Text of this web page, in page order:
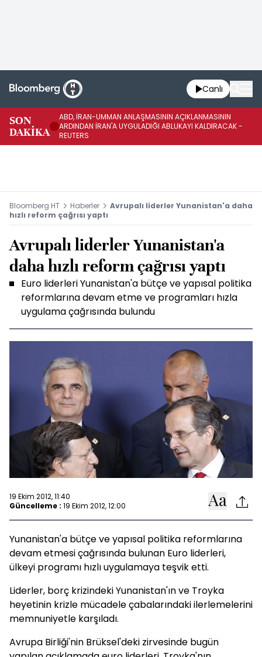
Canlı
SON
DAKİKA
ABD, İRAN-UMMAN ANLAŞMASININ AÇIKLANMASININ
ARDINDAN İRAN'A UYGULADIĞI ABLUKAYI KALDIRACAK -
REUTERS
Bloomberg HT Haberler
Avrupalı liderler Yunanistan'a daha
hızlı reform çağrısı yaptı
Avrupalı liderler Yunanistan'a
daha hızlı reform çağrısı yaptı
Euro liderleri Yunanistan'a bütçe ve yapısal politika
reformlarına devam etme ve programları hızla
uygulama çağrısında bulundu
19 Ekim 2012, 11:40
Güncelleme : 19 Ekim 2012, 12:00
Yunanistan'a bütçe ve yapısal politika reformlarına
devam etmesi çağrısında bulunan Euro liderleri,
ülkeyi programı hızlı uygulamaya teşvik etti.
Liderler, borç krizindeki Yunanistan'ın ve Troyka
heyetinin krizle mücadele çabalarındaki ilerlemelerini
memnuniyetle karşıladı.
Avrupa Birliği'nin Brüksel'deki zirvesinde bugün